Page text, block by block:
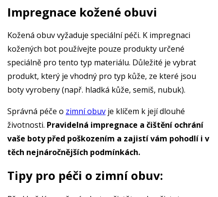
Impregnace kožené obuvi
Kožená obuv vyžaduje speciální péči. K impregnaci
kožených bot používejte pouze produkty určené
speciálně pro tento typ materiálu. Důležité je vybrat
produkt, který je vhodný pro typ kůže, ze které jsou
boty vyrobeny (např. hladká kůže, semiš, nubuk).
Správná péče o zimní obuv je klíčem k její dlouhé
životnosti. Pravidelná impregnace a čištění ochrání
vaše boty před poškozením a zajistí vám pohodlí i v
těch nejnáročnějších podmínkách.
Tipy pro péči o zimní obuv: